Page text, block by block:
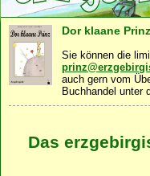
Dor klaane
Sie können die
auch gern vom
Buchhandel unter
Das